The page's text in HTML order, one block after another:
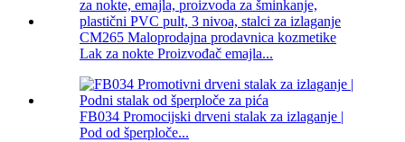
CM265 Maloprodajna prodavnica kozmetike
Lak za nokte Proizvođač emajla...
FB034 Promocijski drveni stalak za izlaganje |
Pod od šperploče...